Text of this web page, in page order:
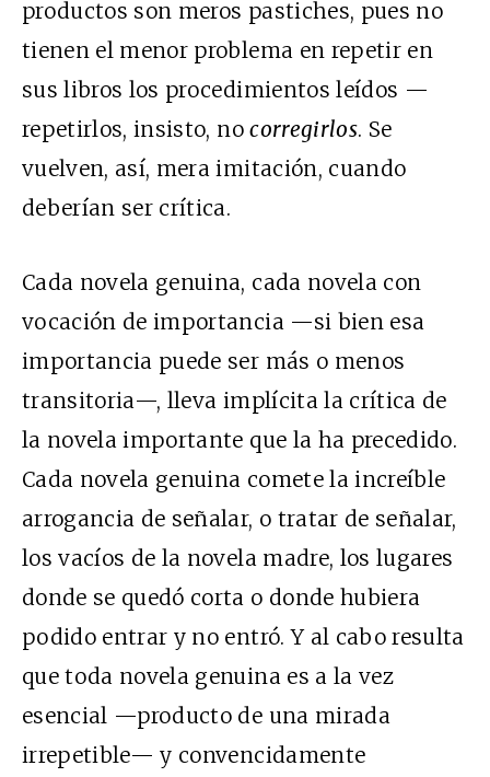
productos son meros pastiches, pues no
tienen el menor problema en repetir en
sus libros los procedimientos leídos —
repetirlos, insisto, nocorregirlos. Se
vuelven, así, mera imitación, cuando
deberían ser crítica.
Cada novela genuina, cada novela con
vocación de importancia —si bien esa
importancia puede ser más o menos
transitoria—, lleva implícita la crítica de
la novela importante que la ha precedido.
Cada novela genuina comete la increíble
arrogancia de señalar, o tratar de señalar,
los vacíos de la novela madre, los lugares
donde se quedó corta o donde hubiera
podido entrar y no entró. Y al cabo resulta
que toda novela genuina es a la vez
esencial —producto de una mirada
irrepetible— y convencidamente